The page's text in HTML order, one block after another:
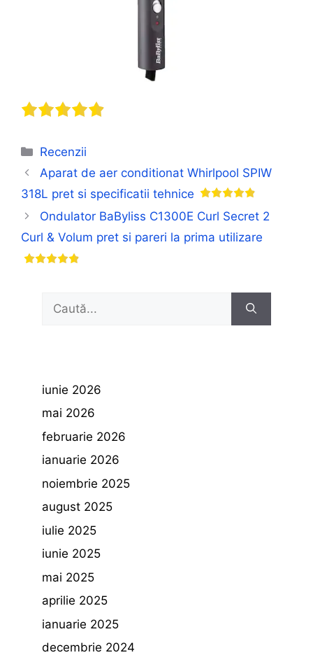
Categorii
Recenzii
Aparat de aer conditionat Whirlpool SPIW
318L pret si specificatii tehnice
Ondulator BaByliss C1300E Curl Secret 2
Curl & Volum pret si pareri la prima utilizare
după:
iunie 2026
mai 2026
februarie 2026
ianuarie 2026
noiembrie 2025
august 2025
iulie 2025
iunie 2025
mai 2025
aprilie 2025
ianuarie 2025
decembrie 2024